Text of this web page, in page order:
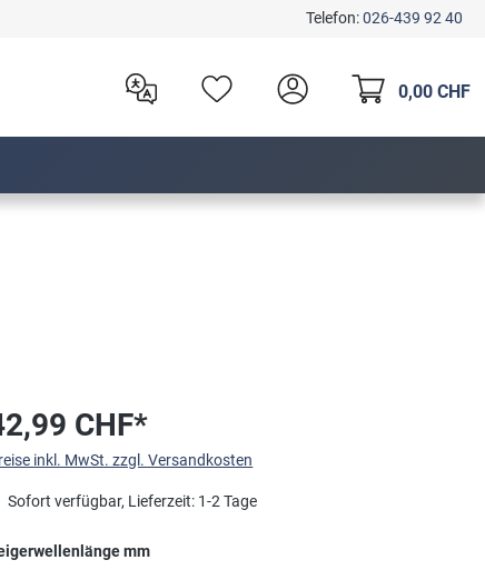
Telefon:026-439 92 40
0,00 CHF
CHF*
inkl. MwSt. zzgl. Versandkosten
Sofort verfügbar, Lieferzeit: 1-2 Tage
mmauswählen